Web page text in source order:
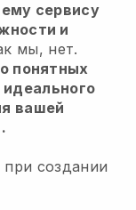
сервису
и
мы, нет.
понятных
вашей
.
при создании